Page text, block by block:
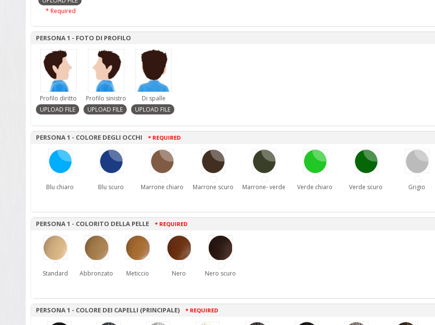
* Required
PERSONA 1 - FOTO DI PROFILO
Profilo diritto Profilo sinistro Di spalle
PERSONA 1 - COLORE DEGLI OCCHI * REQUIRED
Blu chiaro Blu scuro Marrone chiaro Marrone scuro Marrone- verde Verde chiaro Verde scuro Grigio
PERSONA 1 - COLORITO DELLA PELLE * REQUIRED
Standard Abbronzato Meticcio Nero Nero scuro
PERSONA 1 - COLORE DEI CAPELLI (PRINCIPALE) * REQUIRED